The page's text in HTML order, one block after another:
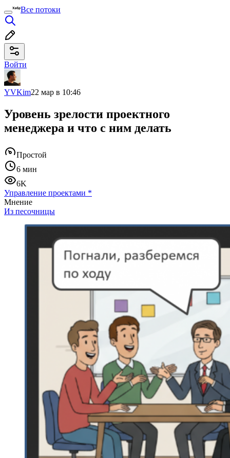
Все потоки
Войти
YVKim22 мар в 10:46
Уровень зрелости проектного
менеджера и что с ним делать
Простой
6 мин
6K
Управление проектами *
Мнение
Из песочницы